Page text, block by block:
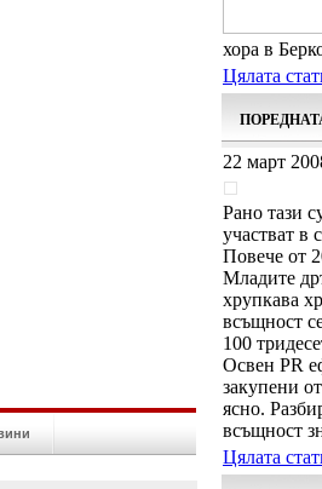
хора в
Цялата
22 март
Рано тази
участват в
Повече от
Младите
хрупкава
всъщност
100
Освен PR
закупени
ясно.
всъщност
Цялата